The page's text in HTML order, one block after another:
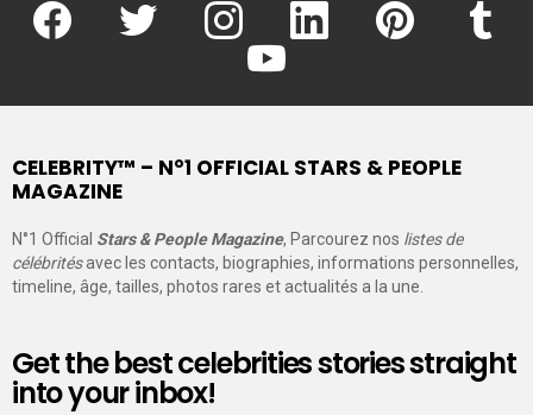
facebook twitter instagram linkedin pinterest
youtube
CELEBRITY™ – N°1 OFFICIAL STARS & PEOPLE
MAGAZINE
N°1 Official Stars & People Magazine, Parcourez nos listes de
célébritésavec les contacts, biographies, informations personnelles,
timeline, âge, tailles, photos rares et actualités a la une.
Get the best celebrities stories straight
into your inbox!